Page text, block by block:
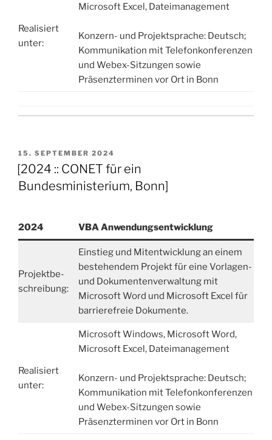
Realisiert
unter:
Microsoft Excel, Dateimanagement
Konzern- und Projektsprache: Deutsch;
Kommunikation mit Telefonkonferenzen
und Webex-Sitzungen sowie
Präsenzterminen vor Ort in Bonn
VERÖFFENTLICHT
AM
15. SEPTEMBER 2024
[2024 :: CONET für ein
Bundesministerium, Bonn]
2024 VBA Anwendungsentwicklung
Projektbe-
schreibung:
Einstieg und Mitentwicklung an einem
bestehendem Projekt für eine Vorlagen-
und Doku­menten­verwaltung mit
Microsoft Word und Microsoft Excel für
barrierefreie Dokumente.
Realisiert
unter:
Microsoft Windows, Microsoft Word,
Microsoft Excel, Dateimanagement
Konzern- und Projektsprache: Deutsch;
Kommunikation mit Telefonkonferenzen
und Webex-Sitzungen sowie
Präsenzterminen vor Ort in Bonn